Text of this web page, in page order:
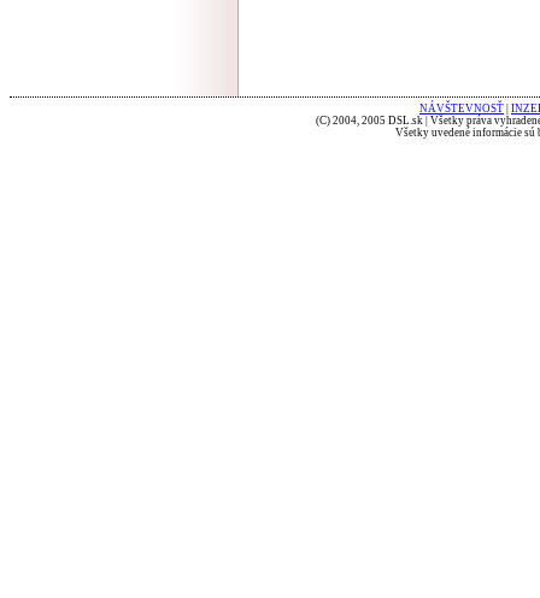
NÁVŠTEVNOSŤ
(C) 2004, 2005 DSL.sk | Všetky práva
Všetky uvedené informácie sú